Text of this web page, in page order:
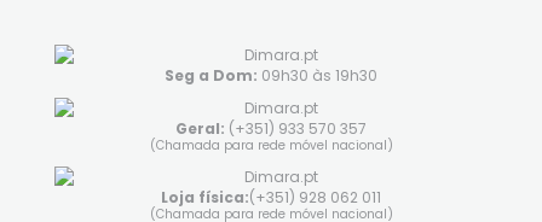
Seg a Dom: 09h30 às 19h30
Geral: (+351) 933 570 357
(Chamada para rede móvel nacional)
Loja física:(+351) 928 062 011
(Chamada para rede móvel nacional)